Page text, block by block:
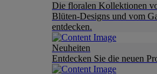
Die floralen Kollektionen
Blüten-Designs und vom
entdecken.
Neuheiten
Entdecken Sie die neuen